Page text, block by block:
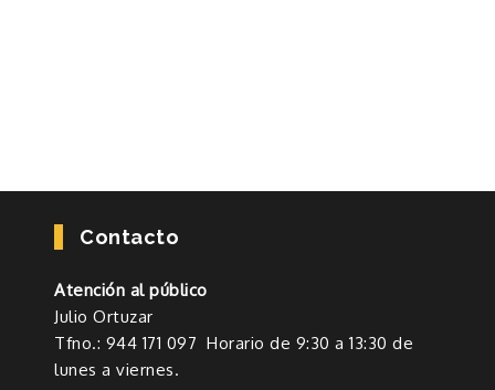
Contacto
Atención al público
Julio Ortuzar
Tfno.: 944 171 097 Horario de 9:30 a 13:30 de
lunes a viernes.